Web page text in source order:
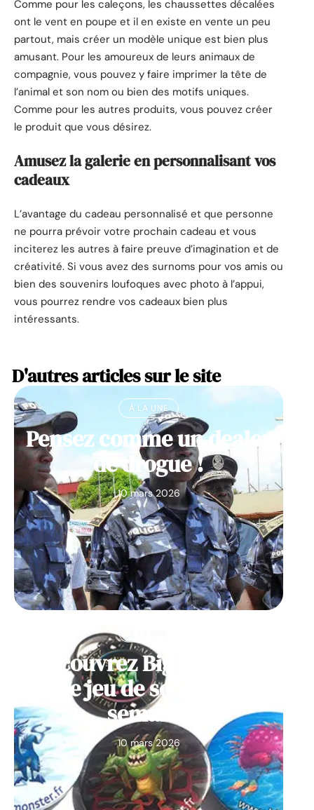
Comme pour les caleçons, les chaussettes décalées
ont le vent en poupe et il en existe en vente un peu
partout, mais créer un modèle unique est bien plus
amusant. Pour les amoureux de leurs animaux de
compagnie, vous pouvez y faire imprimer la tête de
l’animal et son nom ou bien des motifs uniques.
Comme pour les autres produits, vous pouvez créer
le produit que vous désirez.
Amusez la galerie en personnalisant vos
cadeaux
L’avantage du cadeau personnalisé et que personne
ne pourra prévoir votre prochain cadeau et vous
inciterez les autres à faire preuve d’imagination et de
créativité. Si vous avez des surnoms pour vos amis ou
bien des souvenirs loufoques avec photo à l’appui,
vous pourrez rendre vos cadeaux bien plus
intéressants.
D'autres articles sur le site
À LA UNE
Pensez comme un dealer
de drogue !
10 mars 2026
Découvrez Big Monster,
notre jeu de société de la
semaine
10 mars 2026